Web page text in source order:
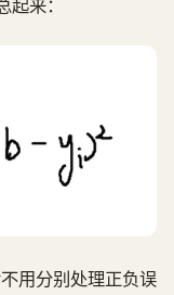
用分别处理正负误